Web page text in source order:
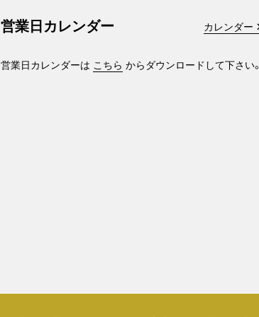
営業日カレンダー カレンダー
営業日カレンダーは こちら からダウンロードして下さい。